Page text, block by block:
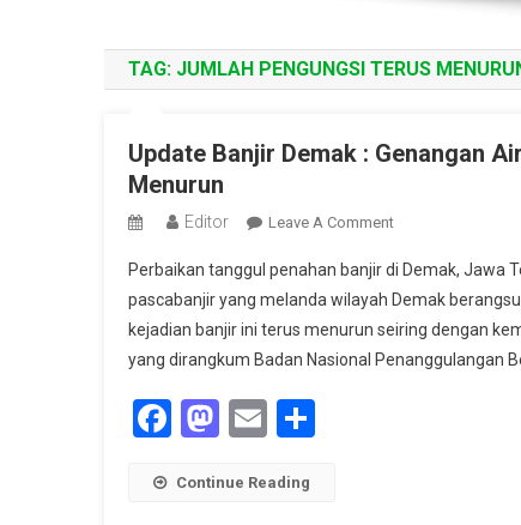
TAG: JUMLAH PENGUNGSI TERUS
Update Banjir Demak : Genangan
Menurun
Editor Leave A CommentOn
Banjir
Demak
:
Genangan
Perbaikan tanggul penahan banjir di Demak, Jawa
pascabanjir yang melanda wilayah Demak
kejadian banjir ini terus menurun seiring dengan
yang dirangkum Badan Nasional Penanggulangan
Facebook
Mastodon
Email
Continue Reading